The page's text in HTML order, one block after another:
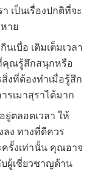
เป็นเรื่องปกติที่จะ
าย
เบื่อ เติมเต็มเวลา
คุณรู้สึกสนุกหรือ
งที่ต้องทำเมื่อรู้สึก
รเมาสุราได้มาก
ตลอดเวลา ให้
ง ทางที่ดีควร
รั้งเท่านั้น คุณอาจ
ผู้เชี่ยวชาญด้าน